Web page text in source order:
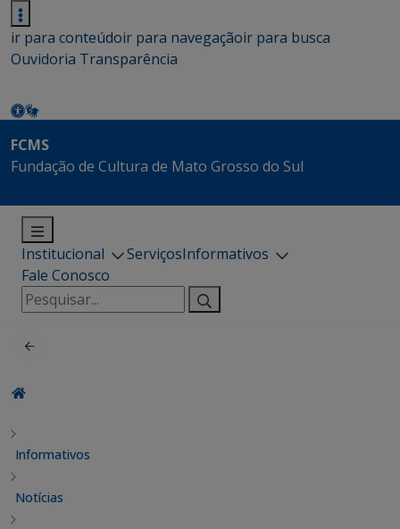
ir para conteúdoir para navegaçãoir para busca
Ouvidoria Transparência
FCMS
Fundação de Cultura de Mato Grosso do Sul
Institucional ServiçosInformativos
Fale Conosco
Pesquisar
por:
Informativos
Notícias